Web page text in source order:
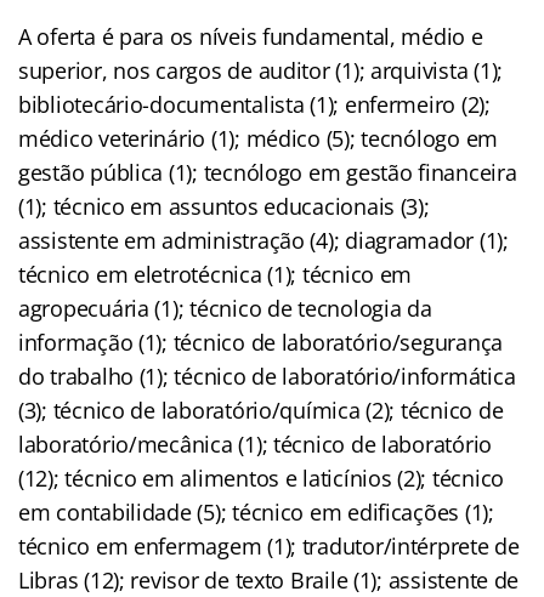
A oferta é para os níveis fundamental, médio e
superior, nos cargos de auditor (1); arquivista (1);
bibliotecário-documentalista (1); enfermeiro (2);
médico veterinário (1); médico (5); tecnólogo em
gestão pública (1); tecnólogo em gestão financeira
(1); técnico em assuntos educacionais (3);
assistente em administração (4); diagramador (1);
técnico em eletrotécnica (1); técnico em
agropecuária (1); técnico de tecnologia da
informação (1); técnico de laboratório/segurança
do trabalho (1); técnico de laboratório/informática
(3); técnico de laboratório/química (2); técnico de
laboratório/mecânica (1); técnico de laboratório
(12); técnico em alimentos e laticínios (2); técnico
em contabilidade (5); técnico em edificações (1);
técnico em enfermagem (1); tradutor/intérprete de
Libras (12); revisor de texto Braile (1); assistente de